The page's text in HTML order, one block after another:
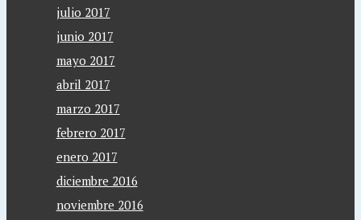
julio 2017
junio 2017
mayo 2017
abril 2017
marzo 2017
febrero 2017
enero 2017
diciembre 2016
noviembre 2016